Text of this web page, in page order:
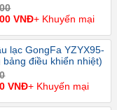
VNĐ+ Khuyến mại
lạc GongFa YZYX95-
bảng điều khiển nhiệt)
VNĐ+ Khuyến mại